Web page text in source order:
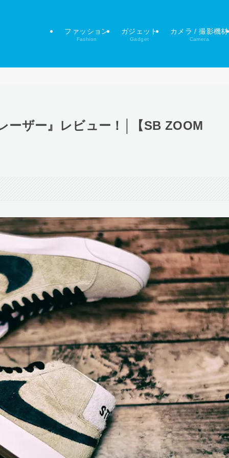
ファッション
Fashion
ガジェット
Gadget
カメラ / 撮影機材
Camera
ーザー』レビュー！│【SB ZOOM